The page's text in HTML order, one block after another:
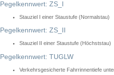
Pegelkennwert: ZS_I
Stauziel I einer Staustufe (Normalstau)
Pegelkennwert: ZS_II
Stauziel II einer Staustufe (Höchststau)
Pegelkennwert: TUGLW
Verkehrsgesicherte Fahrrinnentiefe